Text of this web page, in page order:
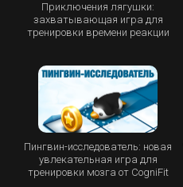
Приключения лягушки:
захватывающая игра для
тренировки времени реакции
Пингвин-исследователь: новая
увлекательная игра для
тренировки мозга от CogniFit